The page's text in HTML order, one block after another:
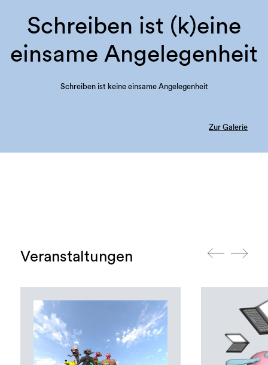
Schreiben ist (k)eine
einsame Angelegenheit
Schreiben ist keine einsame Angelegenheit
Zur Galerie
Veranstaltungen